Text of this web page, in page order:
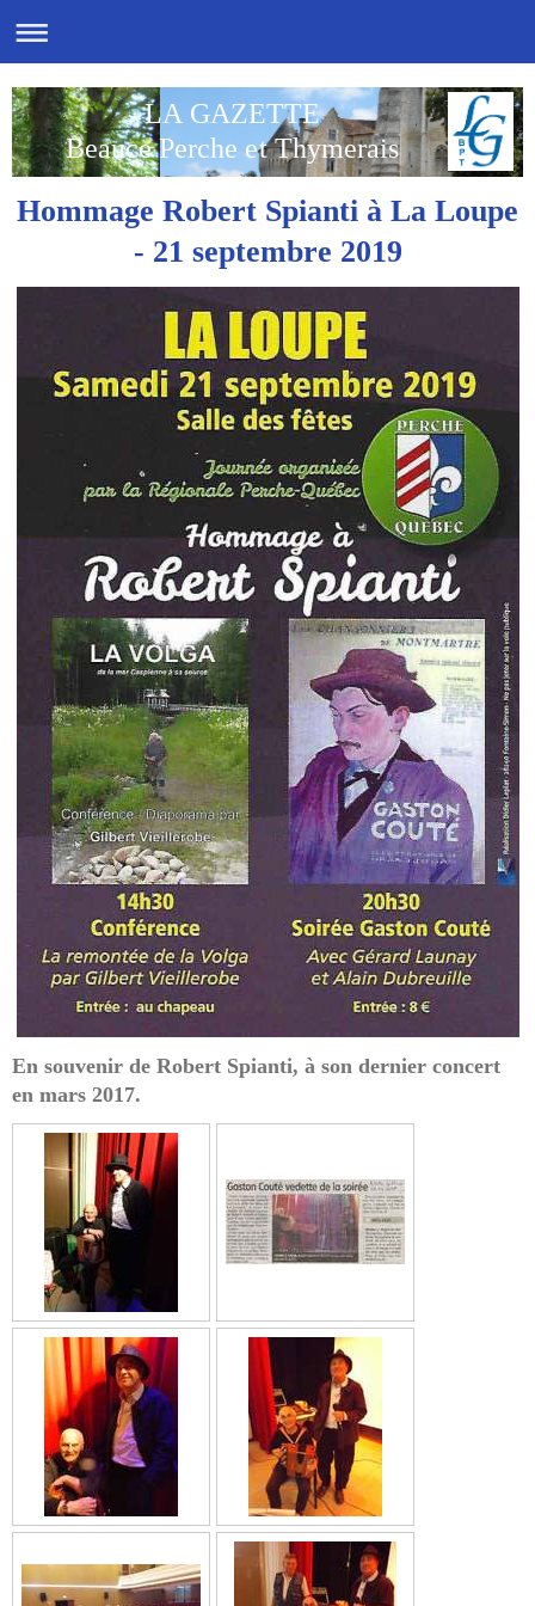
LA GAZETTE
Beauce Perche et Thymerais
Hommage Robert Spianti à La Loupe
- 21 septembre 2019
En souvenir de Robert Spianti, à son dernier concert
en mars 2017.